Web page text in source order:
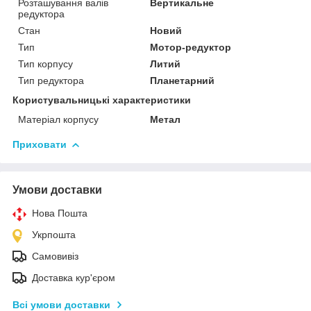
Розташування валів
редуктора
Вертикальне
Стан
Новий
Тип
Мотор-редуктор
Тип корпусу
Литий
Тип редуктора
Планетарний
Користувальницькі характеристики
Матеріал корпусу
Метал
Приховати
Умови доставки
Нова Пошта
Укрпошта
Самовивіз
Доставка кур'єром
Всі умови доставки